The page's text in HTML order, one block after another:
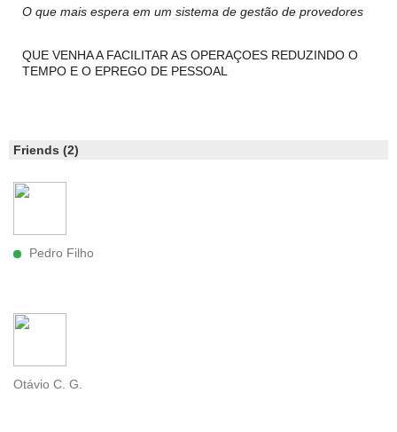
O que mais espera em um sistema de gestão de provedores
QUE VENHA A FACILITAR AS OPERAÇOES REDUZINDO O
TEMPO E O EPREGO DE PESSOAL
Friends (2)
Pedro Filho
Otávio C. G.